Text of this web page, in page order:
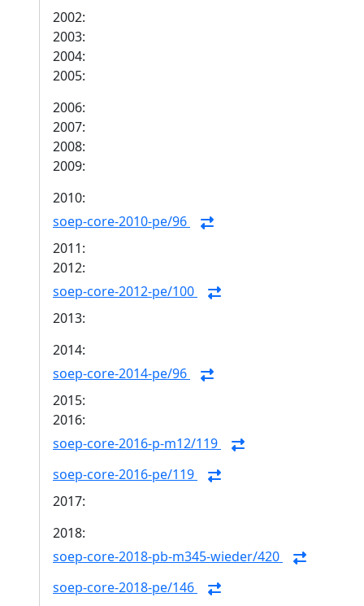
2002:
2003:
2004:
2005:
2006:
2007:
2008:
2009:
2010:
soep-core-2010-pe/96
2011:
2012:
soep-core-2012-pe/100
2013:
2014:
soep-core-2014-pe/96
2015:
2016:
soep-core-2016-p-m12/119
soep-core-2016-pe/119
2017:
2018:
soep-core-2018-pb-m345-wieder/420
soep-core-2018-pe/146